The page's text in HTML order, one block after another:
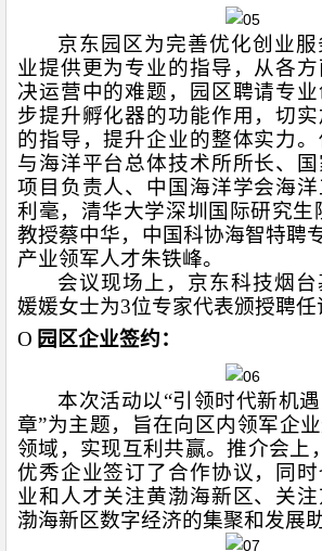
京东园区为完善优化创业
业提供更为专业的指导，从各
决运营中的难题，园区聘请专
步提升孵化器的功能作用，切
的指导，提升企业的整体实力
与海洋平台总体技术所所长、国
项目负责人、中国海洋学会海
利毫，清华大学深圳国际研究生
教授蔡中华，中国科协海智特聘
产业领军人才朱铁峰。
会议现场上， 京东科技烟
媛媛女士为3位专家代表颁授聘任
O 园区企业签约：
本次活动以“引领时代新机
章”为主题，旨在向区内领军企
领域，实现互利共赢。推介会上
优秀企业签订了合作协议，同
业和人才关注黄渤海新区、关
渤海新区数字经济的集聚和发展助